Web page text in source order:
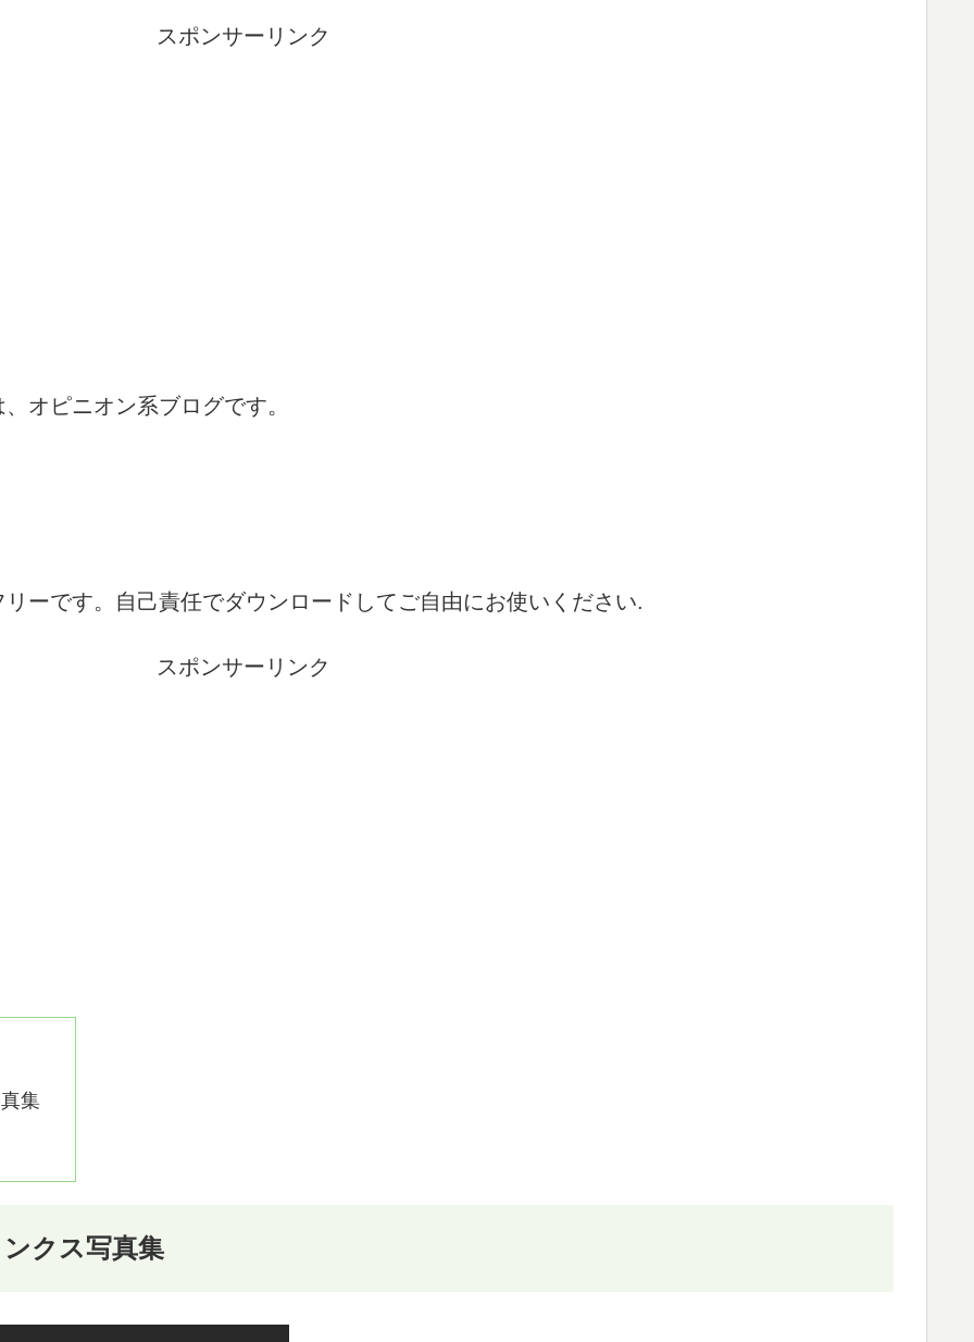
スポンサーリンク
オピニオン系ブログです。
ーです。自己責任でダウンロードしてご自由にお使いください.
スポンサーリンク
集
クス写真集